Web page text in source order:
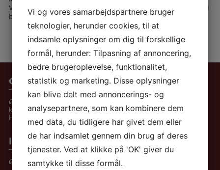
Via værkstedet er nogle beboere også deltidsbeskæftiget ude i
byen.
Om Østbækhjemmet
Østbækhjemmet blev etableret af frivillige
kræfter i 1983 – som det første af Kristelig
Handicapforenings hjem.
Informationer
Østbækhjemmet
Vi og vores samarbejdspartnere bruger
teknologier, herunder cookies, til at
indsamle oplysninger om dig til forskellige
formål, herunder: Tilpasning af annoncering,
bedre brugeroplevelse, funktionalitet,
statistik og marketing. Disse oplysninger
kan blive delt med annoncerings- og
analysepartnere, som kan kombinere dem
med data, du tidligere har givet dem eller
de har indsamlet gennem din brug af deres
tjenester. Ved at klikke på 'OK' giver du
samtykke til disse formål.